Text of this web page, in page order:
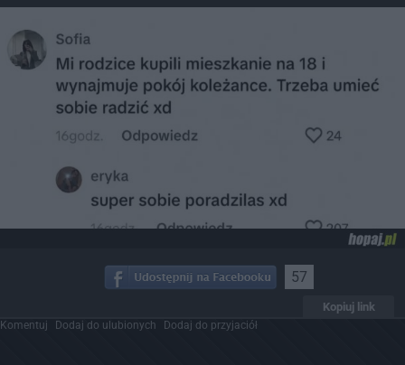
57
Kopiuj link
Komentuj Dodaj do ulubionych Dodaj do przyjaciół